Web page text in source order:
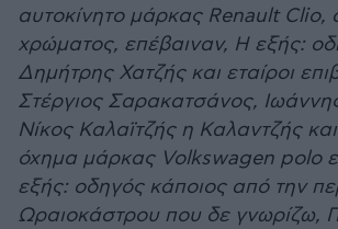
αυτοκίνητο μάρκας Renault Clio,
χρώματος, επέβαιναν, Η εξής:
Δημήτρης Χατζής και εταίροι
Στέργιος Σαρακατσάνος,
Νίκος Καλαϊτζής η Καλαντζής
όχημα μάρκας Volkswagen polo
εξής: οδηγός κάποιος από την
Ωραιοκάστρου που δε γνωρίζω,